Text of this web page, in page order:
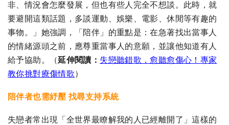
非、情況會怎麼發展，但也有些人完全不想談。此時，就
要避開這類話題，多談運動、娛樂、電影、休閒等有趣的
事物。」她強調，「陪伴」的重點是：在急著找出當事人
的情緒源頭之前，應尊重當事人的意願，並讓他知道有人
給予協助。
（延伸閱讀： 失戀聽錯歌，愈聽愈傷心！專家
教你挑對療傷情歌）
陪伴者也需紓壓 找尋支持系統
失戀者常出現「全世界最瞭解我的人已經離開了」這樣的